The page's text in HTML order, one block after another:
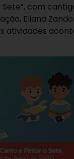
com
Eliana
atividades